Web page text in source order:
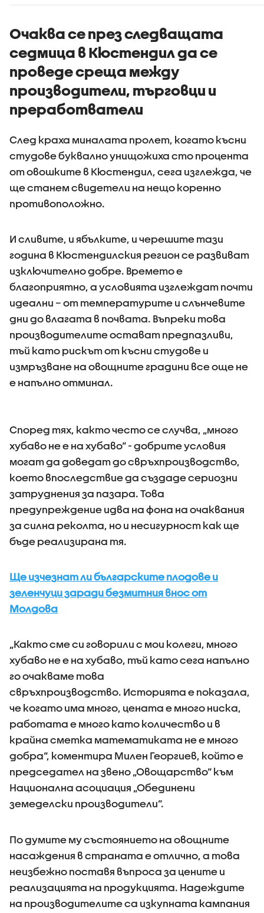
роботи да
домакинствата,
смята футуролог
Очаква се през следващата
седмица в Кюстендил да се
проведе среща между
производители, търговци и
преработватели
След краха миналата пролет, когато късни
студове буквално унищожиха сто процента
от овошките в Кюстендил, сега изглежда, че
ще станем свидетели на нещо коренно
противоположно.
И сливите, и ябълките, и черешите тази
година в Кюстендилския регион се развиват
изключително добре. Времето е
благоприятно, а условията изглеждат почти
идеални – от температурите и слънчевите
дни до влагата в почвата. Въпреки това
производителите остават предпазливи,
тъй като рискът от късни студове и
измръзване на овощните градини все още не
е напълно отминал.
Според тях, както често се случва, „много
хубаво не е на хубаво“ - добрите условия
могат да доведат до свръхпроизводство,
което впоследствие да създаде сериозни
затруднения за пазара. Това
предупреждение идва на фона на очаквания
за силна реколта, но и несигурност как ще
бъде реализирана тя.
Ще изчезнат ли българските плодове и
зеленчуци заради безмитния внос от
Молдова
„Както сме си говорили с мои колеги, много
хубаво не е на хубаво, тъй като сега напълно
го очакваме това
свръхпроизводство. Историята е показала,
че когато има много, цената е много ниска,
работата е много като количество и в
крайна сметка математиката не е много
добра“, коментира Милен Георгиев, който е
председател на звено „Овощарство“ към
Национална асоциация „Обединени
земеделски производители“.
По думите му състоянието на овощните
насаждения в страната е отлично, а това
неизбежно поставя въпроса за цените и
реализацията на продукцията. Надеждите
на производителите са изкупната кампания